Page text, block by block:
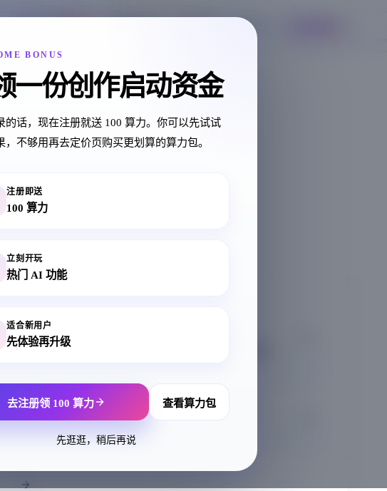
CNY
到对应工具
AI视频
AI 穿戴配饰
BONUS
一份创作启动资金
的话，现在注册就送 100 算力。你可以先试试
，不够用再去定价页购买更划算的算力包。
注册即送
100 算力
立刻开玩
热门 AI 功能
适合新用户
先体验再升级
去注册领 100 算力 查看算力包
先逛逛，稍后再说